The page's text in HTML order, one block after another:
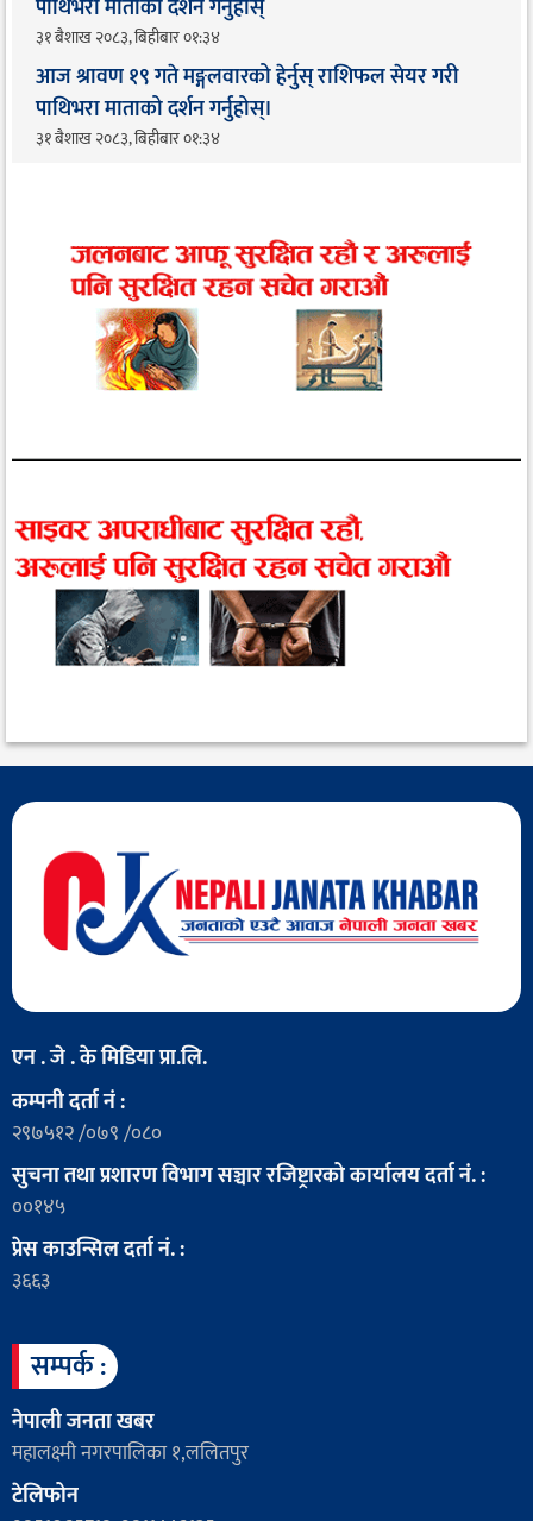
पाथिभरा माताको दर्शन गर्नुहोस्
३१ बैशाख २०८३, बिहीबार ०१:३४
आज श्रावण १९ गते मङ्गलवारको हेर्नुस् राशिफल सेयर गरी
पाथिभरा माताको दर्शन गर्नुहोस्।
३१ बैशाख २०८३, बिहीबार ०१:३४
एन . जे . के मिडिया प्रा.लि.
कम्पनी दर्ता नं :
२९७५१२ /०७९ /०८०
सुचना तथा प्रशारण विभाग सञ्चार रजिष्ट्रारको कार्यालय दर्ता नं. :
००१४५
प्रेस काउन्सिल दर्ता नं. :
३६६३
सम्पर्क :
नेपाली जनता खबर
महालक्ष्मी नगरपालिका १,ललितपुर
टेलिफोन